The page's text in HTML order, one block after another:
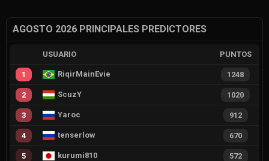
AGOSTO 2026 PRINCIPALES PREDICTORES
USUARIO PUNTOS
1 RiqirMainEvie 1248
2 ScuzY 1020
3 Yaroc 912
4 tenserlow 670
5 kurumi810 572